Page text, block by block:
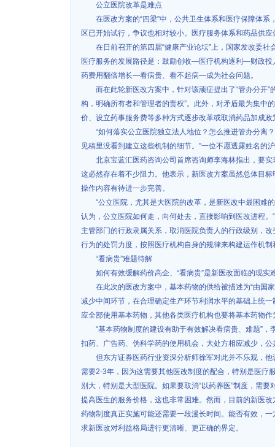
公立医院改革是难点
在医改方案的“四梁”中，公共卫生体系和医疗保障体
区已开始试行，争议也相对较小。医疗服务体系和药品供
在日前召开的第四届“健康产业论坛”上，国家发改委
医疗服务的发展路径是：鼓励创收—医疗机构逐利—财政
药费用翻倍增长—看病贵、看不起病—成为社会问题。
而在此轮新医改方案中，针对该顽症提出了“管办分开
构，明确所有者和管理者的责权”。此外，对矛盾最为集中
价、设立药事服务费等多种方式逐步改革或取消药品加成政
“如何落实公立医院独立法人地位？怎么推进管办分离
见稿里没看到建立这些机制的细节。”一位不愿透露姓名的
北京宝蓝汇医药咨询公司首席咨询师李海林指出，要
这必然存在着不少阻力。他表示，新医改方案虽然总体目
操作内容有待进一步完善。
“公立医院，尤其是大医院的改革，是新医改中最困难
认为，公立医院如何走，向何处去，直接影响到医改进程
主管部门的行政隶属关系，取消医院负责人的行政级别，
行为的处罚力度，按照医疗机构自身的规律来构建运作机制
“看病贵”难题待解
如何有效缓解药价高企、“看病贵”是新医改面临的现
在此次的医改方案中，基本药物的供给被描述为“由国
减少中间环节，在合理确定生产环节利润水平的基础上统
应全部使用基本药物，其他各类医疗机构也要将基本药物
“基本药物制度的建设有助于有效解决看病贵、难题”
扣药、广告药、伪科学药的使用机会，大处方相应减少，
但东方证券医药行业资深分析师徐军对此并不乐观，
需要2-3年，因为这需要其他医改制度的配合，特别是医疗
别大，特别是大型医院。如果要取消“以药养医”制度，需
提高医生的服务价格，这也非常困难。然而，目前的新医
药物制度真正实施可能还需要一段漫长时间。能否有效，
求新医改对利益格局进行更清晰、更正确的界定。